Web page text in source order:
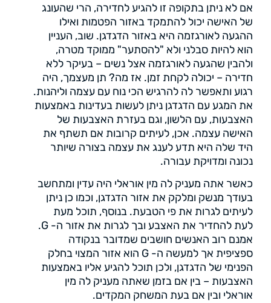
אם לא ניתן בתקופה זו להגיע לחדירה, הרי שהעונג
של האישה יכול להתמקד באזור הפטמות ואילו
ההגעה לאורגזמה היא באזור הדגדגן. שוב, העניין
הוא להיות סבלני ולא "להסתער" ממוקד מטרה,
ולהבין שהגעה לאורגזמה אצל נשים – בעיקר ללא
חדירה – יכולה לקחת זמן. אז מה? תן מעצמך, היה
רגוע ותאפשר לה להרגיש הכי נוח עם עצמה וליהנות.
את המגע עם הדגדגן ניתן לעשות בעדינות באמצעות
האצבעות, עם הלשון, וגם בעזרת האצבעות של
האישה עצמה. אכן, לעיתים קרובות אם תשתף את
היד שלה היא תדע לענג את עצמה בצורה שיותר
נכונה ומדויקת עבורה.
כאשר אתה מעניק לה מין אוראלי היה עדין ומתחשב
בעודך מנשק ומלקק את אזור הדגדגן, וכמו כן ניתן
לעיתים לגרות את פי הטבעת. בנוסף, תוכל מעת
לעת להחדיר את האצבע ובך לגרות את אזור ה- G.
אמנם רוב האנשים חושבים שמדובר בנקודה
ספציפית אך למעשה ה- G הוא אזור המצוי בחלק
הפנימי של הדגדגן, ולכן תוכל להגיע אליו באמצעות
האצבעות – בין אם בזמן שאתה מעניק לה מין
אוראלי ובין אם בעת המשחק המקדים.